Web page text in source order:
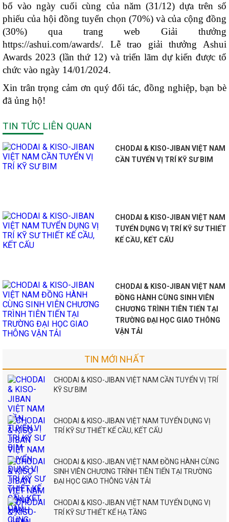
bố vào ngày cuối cùng của năm (31/12) dựa trên số
phiếu của hội đồng tuyển chọn (70%) và của cộng đồng
(30%) qua trang web Giải thưởng
https://ashui.com/awards/. Lễ trao giải thưởng Ashui
Awards 2023 (lần thứ 12) và triển lãm dự kiến được tổ
chức vào ngày 14/01/2024.
Xin trân trọng cảm ơn quý đối tác, đồng nghiệp, bạn bè
đã ủng hộ!
TIN TỨC LIÊN QUAN
CHODAI & KISO-JIBAN VIỆT NAM
CẦN TUYỂN VỊ TRÍ KỸ SƯ BIM
CHODAI & KISO-JIBAN VIỆT NAM
TUYỂN DỤNG VỊ TRÍ KỸ SƯ THIẾT
KẾ CẦU, KẾT CẤU
CHODAI & KISO-JIBAN VIỆT NAM
ĐỒNG HÀNH CÙNG SINH VIÊN
CHƯƠNG TRÌNH TIÊN TIẾN TẠI
TRƯỜNG ĐẠI HỌC GIAO THÔNG
VẬN TẢI
TIN MỚI NHẤT
CHODAI & KISO-JIBAN VIỆT NAM CẦN TUYỂN VỊ TRÍ
KỸ SƯ BIM
CHODAI & KISO-JIBAN VIỆT NAM TUYỂN DỤNG VỊ
TRÍ KỸ SƯ THIẾT KẾ CẦU, KẾT CẤU
CHODAI & KISO-JIBAN VIỆT NAM ĐỒNG HÀNH CÙNG
SINH VIÊN CHƯƠNG TRÌNH TIÊN TIẾN TẠI TRƯỜNG
ĐẠI HỌC GIAO THÔNG VẬN TẢI
CHODAI & KISO-JIBAN VIỆT NAM TUYỂN DỤNG VỊ
TRÍ KỸ SƯ THIẾT KẾ HẠ TẦNG